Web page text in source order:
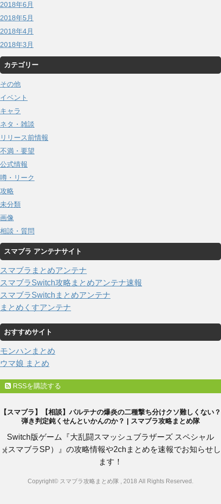
2018年6月
2018年5月
2018年4月
2018年3月
カテゴリー
その他
イベント
キャラ
ネタ・雑談
リリース前情報
不満・要望
公式情報
噂・リーク
攻略
未分類
画像
相談・質問
スマブラ アンテナサイト
スマブラまとめアンテナ
スマブラSwitch攻略まとめアンテナ速報
スマブラSwitchまとめアンテナ
まとめくすアンテナ
おすすめサイト
モンハンまとめ
ウマ娘 まとめ
RSSを購読する
×
【スマブラ】【相談】パルテナの爆炎の二種撃ち分けクソ難しくない？
弾き判定鈍くせんといかんのか？ | スマブラ攻略まとめ隊
Switch版ゲーム『大乱闘スマッシュブラザーズ スペシャル
（スマブラSP）』の攻略情報や2chまとめを速報でお知らせし
ます！
Copyright© スマブラ攻略まとめ隊 , 2018 All Rights Reserved.